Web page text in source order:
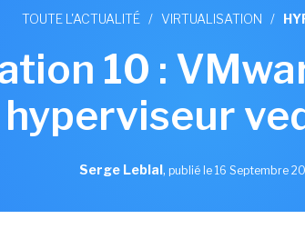
TOUTE L'ACTUALITÉ / VIRTUALISATION /
10 :
hyperviseur
Serge Leblal, publié le 16 Septembre